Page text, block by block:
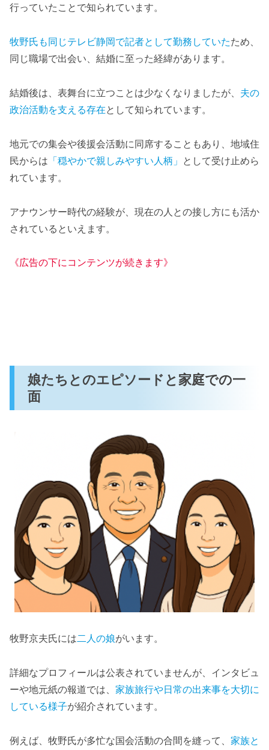
行っていたことで知られています。
牧野氏も同じテレビ静岡で記者として勤務していたため、
同じ職場で出会い、結婚に至った経緯があります。
結婚後は、表舞台に立つことは少なくなりましたが、 夫の
政治活動を支える存在として知られています。
地元での集会や後援会活動に同席することもあり、地域住
民からは 「穏やかで親しみやすい人柄」 として受け止めら
れています。
アナウンサー時代の経験が、現在の人との接し方にも活か
されているといえます。
《広告の下にコンテンツが続きます》
娘たちとのエピソードと家庭での一
面
牧野京夫氏には二人の娘がいます。
詳細なプロフィールは公表されていませんが、インタビュ
ーや地元紙の報道では、 家族旅行や日常の出来事を大切に
している様子が紹介されています。
例えば、牧野氏が多忙な国会活動の合間を縫って、 家族と